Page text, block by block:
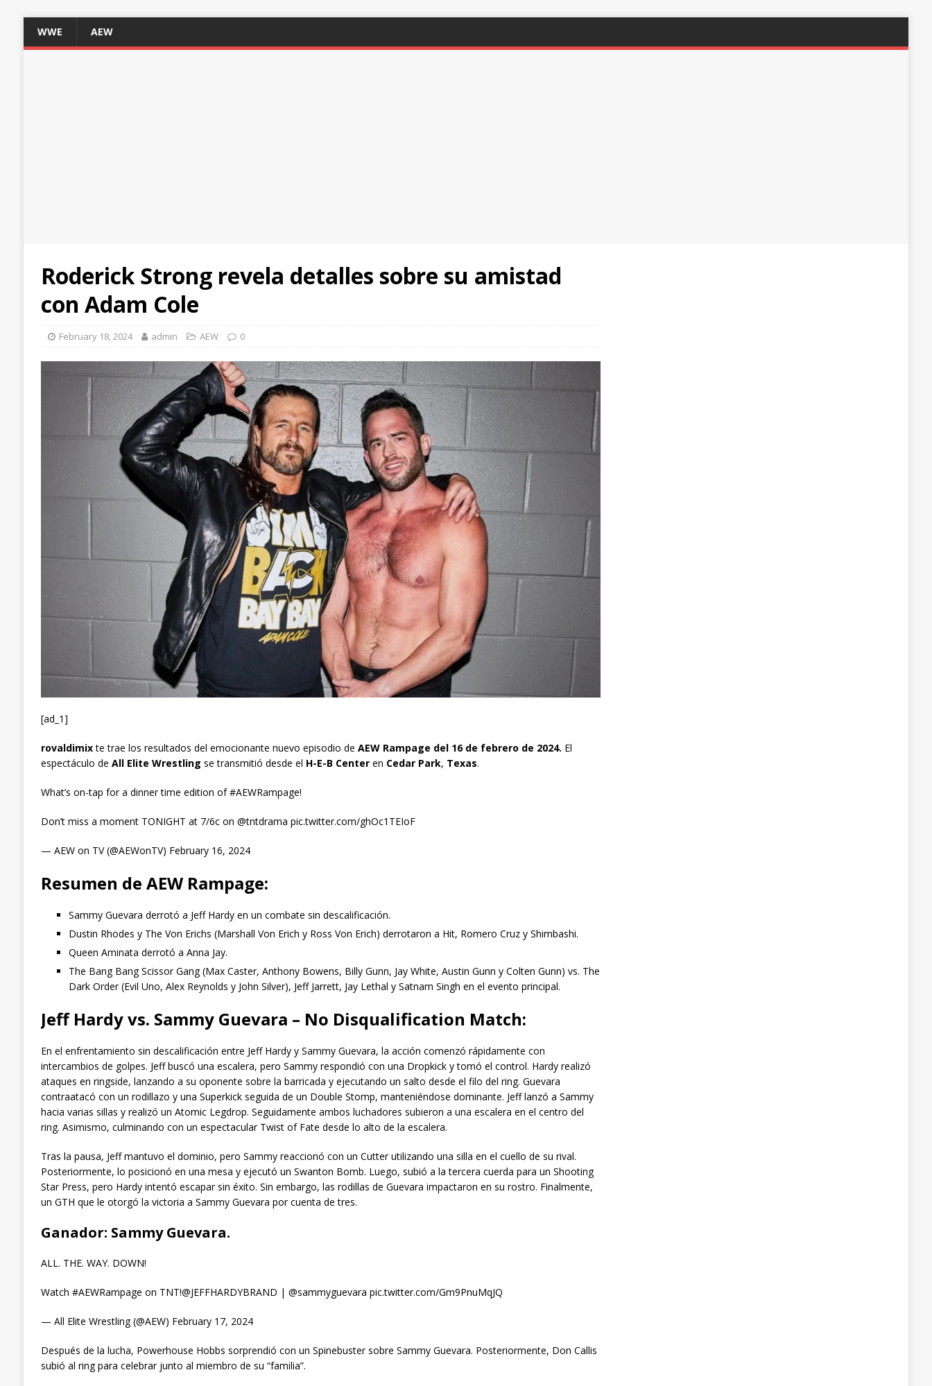
WWE AEW
Roderick Strong revela detalles sobre su amistad
con Adam Cole
February 18, 2024 admin AEW 0
[ad_1]
rovaldimixte trae los resultados del emocionante nuevo episodio de AEW Rampage del 16 de febrero de 2024. El
espectáculo de All Elite Wrestling se transmitió desde el H-E-B Centeren Cedar Park, Texas.
What’s on-tap for a dinner time edition of #AEWRampage!
Don’t miss a moment TONIGHT at 7/6c on @tntdrama pic.twitter.com/ghOc1TEIoF
— AEW on TV (@AEWonTV) February 16, 2024
Resumen de AEW Rampage:
Sammy Guevara derrotó a Jeff Hardy en un combate sin descalificación.
Dustin Rhodes y The Von Erichs (Marshall Von Erich y Ross Von Erich) derrotaron a Hit, Romero Cruz y Shimbashi.
Queen Aminata derrotó a Anna Jay.
The Bang Bang Scissor Gang (Max Caster, Anthony Bowens, Billy Gunn, Jay White, Austin Gunn y Colten Gunn) vs. The
Dark Order (Evil Uno, Alex Reynolds y John Silver), Jeff Jarrett, Jay Lethal y Satnam Singh en el evento principal.
Jeff Hardy vs. Sammy Guevara – No Disqualification Match:
En el enfrentamiento sin descalificación entre Jeff Hardy y Sammy Guevara, la acción comenzó rápidamente con
intercambios de golpes. Jeff buscó una escalera, pero Sammy respondió con una Dropkick y tomó el control. Hardy realizó
ataques en ringside, lanzando a su oponente sobre la barricada y ejecutando un salto desde el filo del ring. Guevara
contraatacó con un rodillazo y una Superkick seguida de un Double Stomp, manteniéndose dominante. Jeff lanzó a Sammy
hacia varias sillas y realizó un Atomic Legdrop. Seguidamente ambos luchadores subieron a una escalera en el centro del
ring. Asimismo, culminando con un espectacular Twist of Fate desde lo alto de la escalera.
Tras la pausa, Jeff mantuvo el dominio, pero Sammy reaccionó con un Cutter utilizando una silla en el cuello de su rival.
Posteriormente, lo posicionó en una mesa y ejecutó un Swanton Bomb. Luego, subió a la tercera cuerda para un Shooting
Star Press, pero Hardy intentó escapar sin éxito. Sin embargo, las rodillas de Guevara impactaron en su rostro. Finalmente,
un GTH que le otorgó la victoria a Sammy Guevara por cuenta de tres.
Ganador: Sammy Guevara.
ALL. THE. WAY. DOWN!
Watch #AEWRampage on TNT!@JEFFHARDYBRAND | @sammyguevara pic.twitter.com/Gm9PnuMqJQ
— All Elite Wrestling (@AEW) February 17, 2024
Después de la lucha, Powerhouse Hobbs sorprendió con un Spinebuster sobre Sammy Guevara. Posteriormente, Don Callis
subió al ring para celebrar junto al miembro de su “familia”.